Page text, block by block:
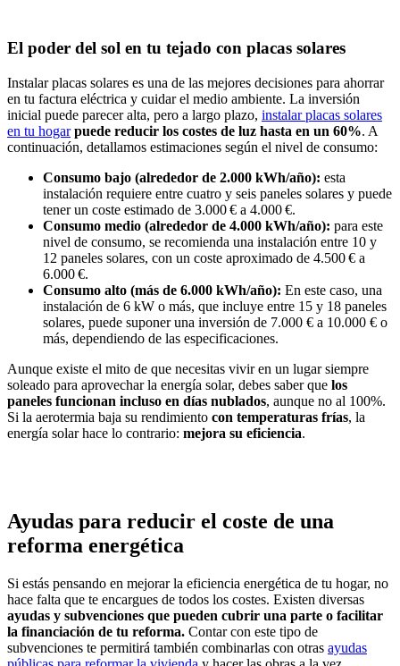
El poder del sol en tu tejado con placas solares
Instalar placas solares es una de las mejores decisiones para ahorrar
en tu factura eléctrica y cuidar el medio ambiente. La inversión
inicial puede parecer alta, pero a largo plazo, instalar placas solares
en tu hogarpuede reducir los costes de luz hasta en un 60%. A
continuación, detallamos estimaciones según el nivel de consumo:
Consumo bajo (alrededor de 2.000 kWh/año): esta
instalación requiere entre cuatro y seis paneles solares y puede
tener un coste estimado de 3.000 € a 4.000 €.
Consumo medio (alrededor de 4.000 kWh/año): para este
nivel de consumo, se recomienda una instalación entre 10 y
12 paneles solares, con un coste aproximado de 4.500 € a
6.000 €.
Consumo alto (más de 6.000 kWh/año): En este caso, una
instalación de 6 kW o más, que incluye entre 15 y 18 paneles
solares, puede suponer una inversión de 7.000 € a 10.000 € o
más, dependiendo de las especificaciones.
Aunque existe el mito de que necesitas vivir en un lugar siempre
soleado para aprovechar la energía solar, debes saber que los
paneles funcionan incluso en días nublados, aunque no al 100%.
Si la aerotermia baja su rendimiento con temperaturas frías, la
energía solar hace lo contrario: mejora su eficiencia.
Ayudas para reducir el coste de una
reforma energética
Si estás pensando en mejorar la eficiencia energética de tu hogar, no
hace falta que te encargues de todos los costes. Existen diversas
ayudas y subvenciones que pueden cubrir una parte o facilitar
la financiación de tu reforma. Contar con este tipo de
subvenciones te permitirá también combinarlas con otras ayudas